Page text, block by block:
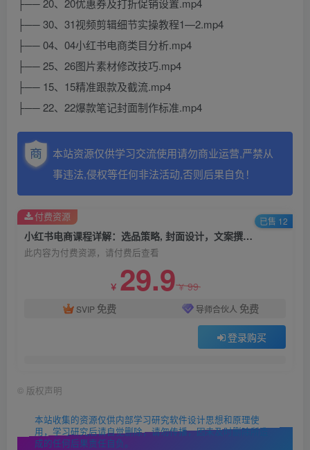
├── 20、20优惠券及打折促销设置.mp4
├── 30、31视频剪辑细节实操教程1—2.mp4
├── 04、04小红书电商类目分析.mp4
├── 25、26图片素材修改技巧.mp4
├── 15、15精准跟款及截流.mp4
├── 22、22爆款笔记封面制作标准.mp4
本站资源仅供学习交流使用请勿商业运营,严禁从
事违法,侵权等任何非法活动,否则后果自负！
小红书电商课程详解：选品策略, 封面设计，文案撰写，提升播放量与订单
此内容为付费资源，请付费后查看
￥ 29.9￥99
SVIP 免费 导师合伙人 免费
登录购买
付费资源 已售 12
© 版权声明
本站收集的资源仅供内部学习研究软件设计思想和原理使
用，学习研究后请自觉删除，请勿传播，因未及时删除所造
成的任何后果责任自负。